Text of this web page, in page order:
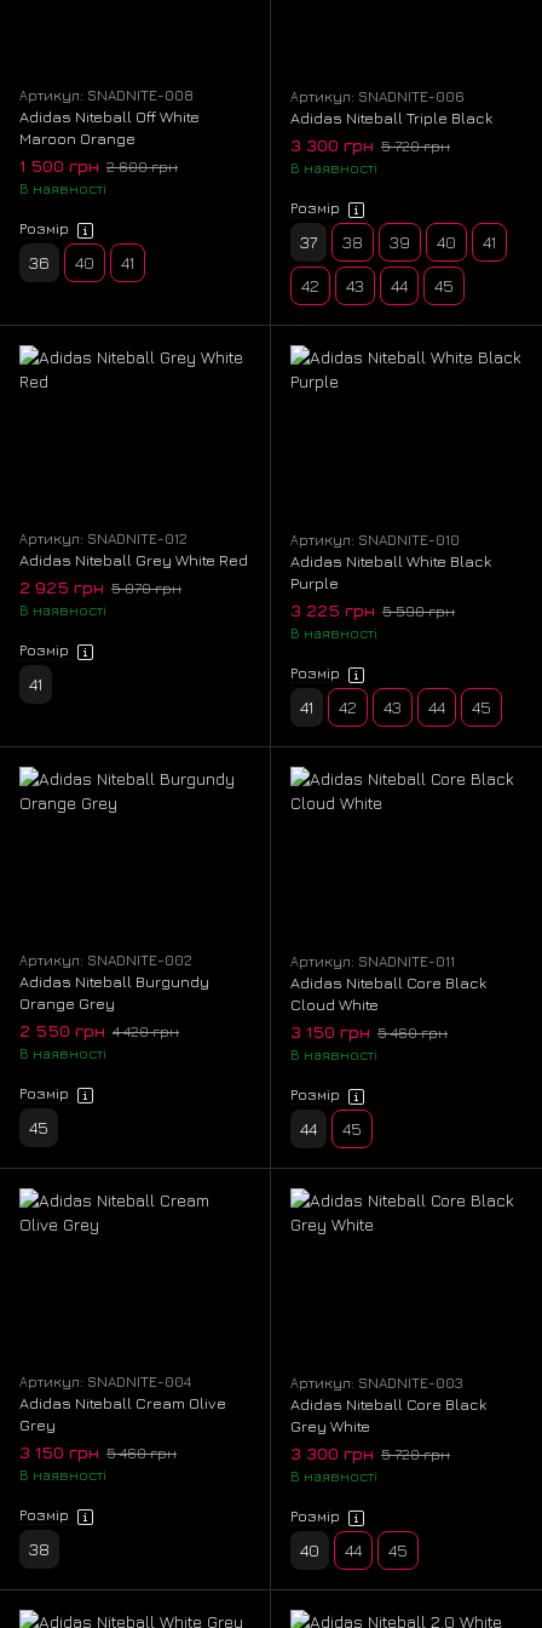
Артикул: SNADNITE-008
Adidas Niteball Off White
Maroon Orange
1 500 грн 2 600 грн
В наявності
Розмір
36 40 41
Артикул: SNADNITE-006
Adidas Niteball Triple Black
3 300 грн 5 720 грн
В наявності
Розмір
37 38 39 40 41
42 43 44 45
Артикул: SNADNITE-012
Adidas Niteball Grey White Red
2 925 грн 5 070 грн
В наявності
Розмір
41
Артикул: SNADNITE-010
Adidas Niteball White Black
Purple
3 225 грн 5 590 грн
В наявності
Розмір
41 42 43 44 45
Артикул: SNADNITE-002
Adidas Niteball Burgundy
Orange Grey
2 550 грн 4 420 грн
В наявності
Розмір
45
Артикул: SNADNITE-011
Adidas Niteball Core Black
Cloud White
3 150 грн 5 460 грн
В наявності
Розмір
44 45
Артикул: SNADNITE-004
Adidas Niteball Cream Olive
Grey
3 150 грн 5 460 грн
В наявності
Розмір
38
Артикул: SNADNITE-003
Adidas Niteball Core Black
Grey White
3 300 грн 5 720 грн
В наявності
Розмір
40 44 45